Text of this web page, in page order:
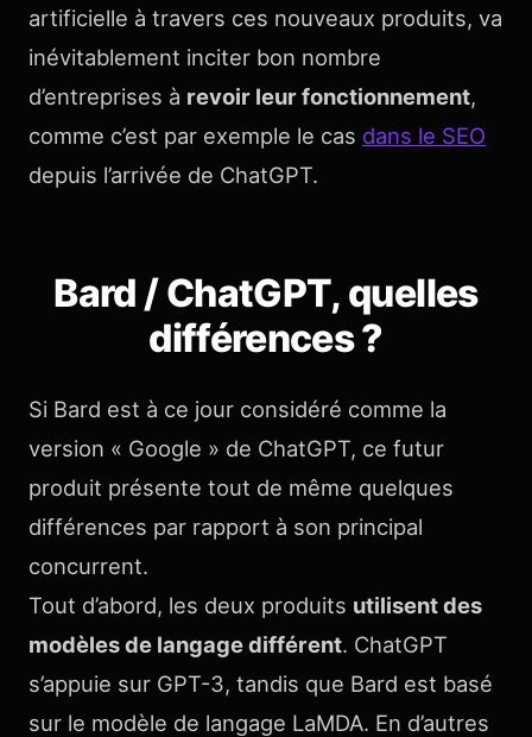
artificielle à travers ces nouveaux produits, va
inévitablement inciter bon nombre
d’entreprises à revoir leur fonctionnement,
comme c’est par exemple le cas dans le SEO
depuis l’arrivée de ChatGPT.
Bard / ChatGPT, quelles
différences ?
Si Bard est à ce jour considéré comme la
version « Google » de ChatGPT, ce futur
produit présente tout de même quelques
différences par rapport à son principal
concurrent.
Tout d’abord, les deux produits utilisent des
modèles de langage différent. ChatGPT
s’appuie sur GPT-3, tandis que Bard est basé
sur le modèle de langage LaMDA. En d’autres